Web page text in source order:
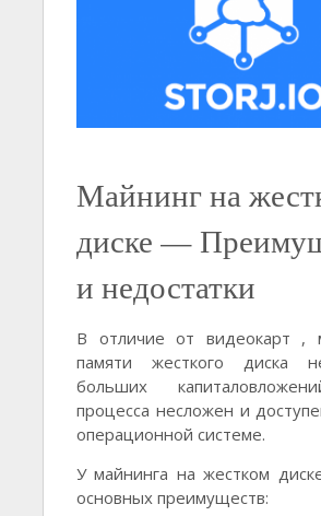
Майнинг на
диске —
и недостатки
В отличие от видеокарт ,
памяти жесткого диска
больших
процесса несложен и
операционной системе.
У майнинга на жестком
основных преимуществ: